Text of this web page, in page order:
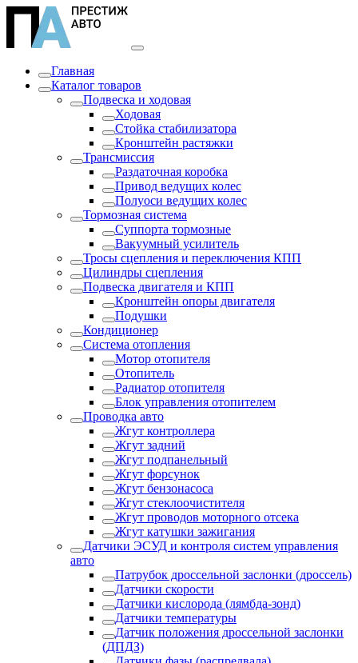
Главная
Каталог товаров
Подвеска и ходовая
Ходовая
Стойка стабилизатора
Кронштейн растяжки
Трансмиссия
Раздаточная коробка
Привод ведущих колес
Полуоси ведущих колес
Тормозная система
Суппорта тормозные
Вакуумный усилитель
Тросы сцепления и переключения КПП
Цилиндры сцепления
Подвеска двигателя и КПП
Кронштейн опоры двигателя
Подушки
Кондиционер
Система отопления
Мотор отопителя
Отопитель
Радиатор отопителя
Блок управления отопителем
Проводка авто
Жгут контроллера
Жгут задний
Жгут подпанельный
Жгут форсунок
Жгут бензонасоса
Жгут стеклоочистителя
Жгут проводов моторного отсека
Жгут катушки зажигания
Датчики ЭСУД и контроля систем управления
авто
Патрубок дроссельной заслонки (дроссель)
Датчики скорости
Датчики кислорода (лямбда-зонд)
Датчики температуры
Датчик положения дроссельной заслонки
(ДПДЗ)